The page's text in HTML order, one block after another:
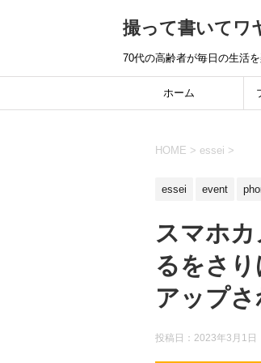
撮って書いてワ
70代の高齢者が毎日の生活
ホーム
HOME > essei >
essei event
スマホ
るをさ
アップさ
投稿日： 2023年3月1日